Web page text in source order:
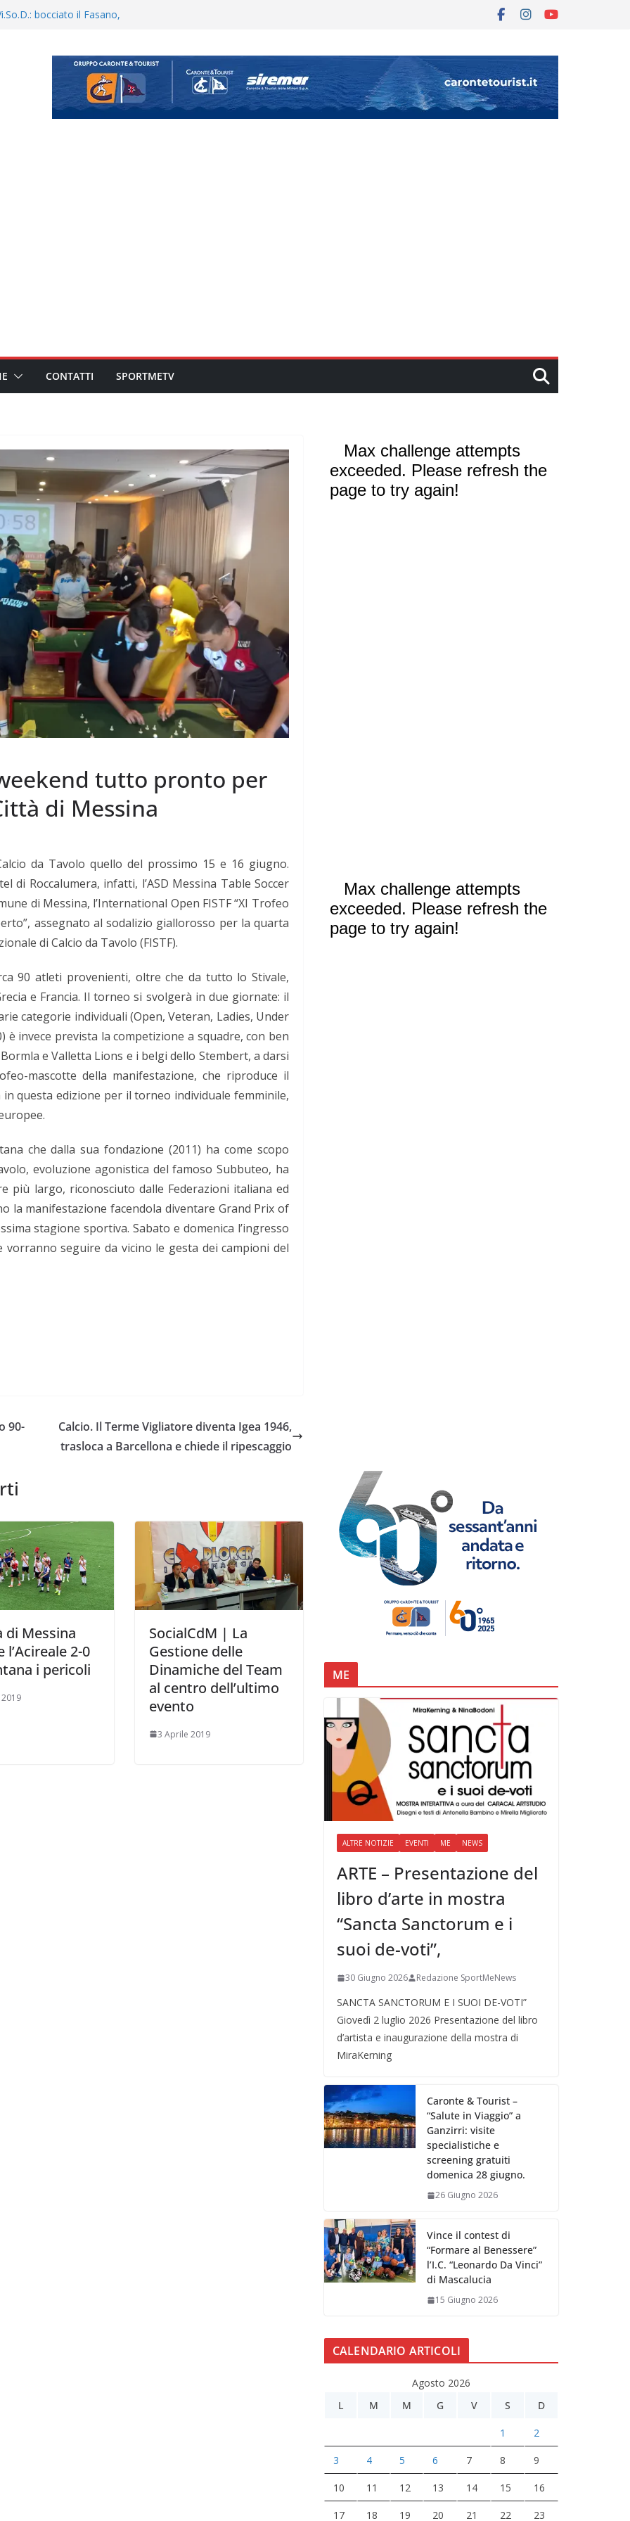
bocciato il Fasano,
Coriano. Speranze al
non molla: “Pronti a
“Mondo Messina
CONTATTI SPORTMETV
tutto pronto per
di Messina
da Tavolo quello del prossimo 15 e 16 giugno.
di Roccalumera, infatti, l’ASD Messina Table Soccer
di Messina, l’International Open FISTF “XI Trofeo
assegnato al sodalizio giallorosso per la quarta
di Calcio da Tavolo (FISTF).
90 atleti provenienti, oltre che da tutto lo Stivale,
e Francia. Il torneo si svolgerà in due giornate: il
categorie individuali (Open, Veteran, Ladies, Under
è invece prevista la competizione a squadre, con ben
e Valletta Lions e i belgi dello Stembert, a darsi
mascotte della manifestazione, che riproduce il
questa edizione per il torneo individuale femminile,
che dalla sua fondazione (2011) ha come scopo
evoluzione agonistica del famoso Subbuteo, ha
più largo, riconosciuto dalle Federazioni italiana ed
la manifestazione facendola diventare Grand Prix of
stagione sportiva. Sabato e domenica l’ingresso
seguire da vicino le gesta dei campioni del
90-
Calcio. Il Terme Vigliatore diventa Igea 1946,
trasloca a Barcellona e chiede il ripescaggio
di Messina
l’Acireale 2-0
i pericoli
SocialCdM | La
Gestione delle
Dinamiche del Team
al centro dell’ultimo
evento
3 Aprile 2019
ME
ALTRE NOTIZIE EVENTI ME NEWS
ARTE – Presentazione del
libro d’arte in mostra
“Sancta Sanctorum e i
suoi de-voti”,
30 Giugno 2026 Redazione SportMeNews
SANCTA SANCTORUM E I SUOI DE-VOTI”
Giovedì 2 luglio 2026 Presentazione del libro
d’artista e inaugurazione della mostra di
MiraKerning
Caronte & Tourist –
“Salute in Viaggio” a
Ganzirri: visite
specialistiche e
screening gratuiti
domenica 28 giugno.
26 Giugno 2026
Vince il contest di
“Formare al Benessere”
l’I.C. “Leonardo Da Vinci”
di Mascalucia
15 Giugno 2026
CALENDARIO ARTICOLI
Agosto 2026
L
M M G V S D
1 2
3 4 5 6 7 8 9
10 11 12 13 14 15 16
17 18 19 20 21 22 23